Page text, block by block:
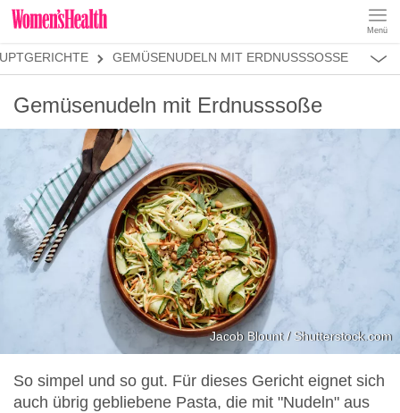
Menü
REZEPTE GEMÜSENUDELN MIT ERDNUSSSOSSE
VORSPEISEN
HAUPTGERICHTE
SALATE
DESSERT
SANDWICHES
Gemüsenudeln mit Erdnusssoße
Jacob Blount / Shutterstock.com
So simpel und so gut. Für dieses Gericht eignet sich
auch übrig gebliebene Pasta, die mit "Nudeln" aus